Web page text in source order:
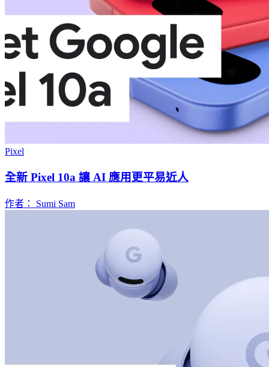
Pixel
全新 Pixel 10a 讓 AI 應用更平易近人
作者： Sumi Sam